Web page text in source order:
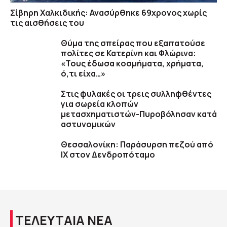
Σίβηρη Χαλκιδικής: Ανασύρθηκε 69χρονος χωρίς
τις αισθήσεις του
Θύμα της σπείρας που εξαπατούσε
πολίτες σε Κατερίνη και Φλώρινα:
«Τους έδωσα κοσμήματα, χρήματα,
ό,τι είχα…»
Στις φυλακές οι τρεις συλληφθέντες
για σωρεία κλοπών
μετασχηματιστών-Πυροβόλησαν κατά
αστυνομικών
Θεσσαλονίκη: Παράσυρση πεζού από
ΙΧ στον Δενδροπόταμο
ΤΕΛΕΥΤΑΙΑ ΝΕΑ